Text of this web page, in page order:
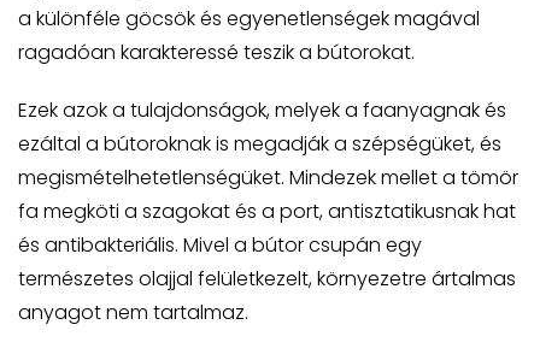
a különféle göcsök és egyenetlenségek magával
ragadóan karakteressé teszik a bútorokat.
Ezek azok a tulajdonságok, melyek a faanyagnak és
ezáltal a bútoroknak is megadják a szépségüket, és
megismételhetetlenségüket. Mindezek mellet a tömör
fa megköti a szagokat és a port, antisztatikusnak hat
és antibakteriális. Mivel a bútor csupán egy
természetes olajjal felületkezelt, környezetre ártalmas
anyagot nem tartalmaz.